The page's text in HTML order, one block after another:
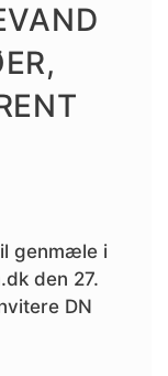
genmæle i
den 27.
DN